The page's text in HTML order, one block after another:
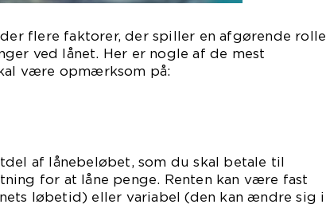
flere faktorer, der spiller en afgørende rolle
ved lånet. Her er nogle af de mest
være opmærksom på:
af lånebeløbet, som du skal betale til
for at låne penge. Renten kan være fast
løbetid) eller variabel (den kan ændre sig i